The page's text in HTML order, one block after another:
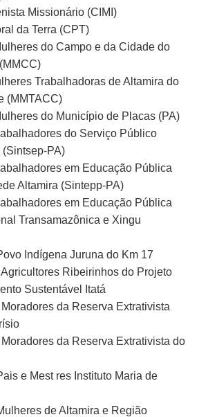
Missionário (CIMI)
da Terra (CPT)
do Campo e da Cidade do
Trabalhadoras de Altamira do
(MMTACC)
do Município de Placas (PA)
do Serviço Público
PA)
em Educação Pública
Altamira (Sintepp-PA)
em Educação Pública
Transamazônica e Xingu
Indígena Juruna do Km 17
Ribeirinhos do Projeto
Sustentável Itatá
da Reserva Extrativista
da Reserva Extrativista do
e Mest res Instituto Maria de
de Altamira e Região